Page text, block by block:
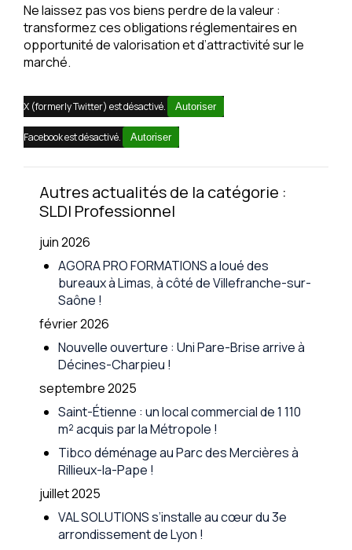
Ne laissez pas vos biens perdre de la valeur :
transformez ces obligations réglementaires en
opportunité de valorisation et d’attractivité sur le
marché.
X (formerly Twitter) est désactivé. Autoriser
Facebook est désactivé. Autoriser
Autres actualités de la catégorie :
SLDI Professionnel
juin 2026
AGORA PRO FORMATIONS a loué des
bureaux à Limas, à côté de Villefranche-sur-
Saône !
février 2026
Nouvelle ouverture : Uni Pare-Brise arrive à
Décines-Charpieu !
septembre 2025
Saint-Étienne : un local commercial de 1 110
m² acquis par la Métropole !
Tibco déménage au Parc des Mercières à
Rillieux-la-Pape !
juillet 2025
VAL SOLUTIONS s’installe au cœur du 3e
arrondissement de Lyon !